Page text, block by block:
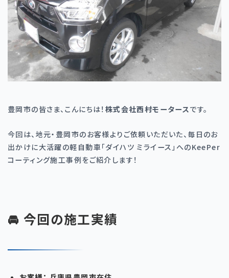
豊岡市の皆さま、こんにちは！ 株式会社西村モータースです。
今回は、地元・豊岡市のお客様よりご依頼いただいた、毎日のお
出かけに大活躍の軽自動車「ダイハツ ミライース」へのKeePer
コーティング施工事例をご紹介します！
🚘 今回の施工実績